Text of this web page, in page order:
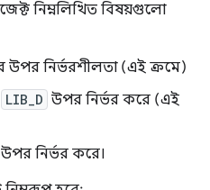
নিম্নলিখিত বিষয়গুলো
উপর নির্ভরশীলতা (এই ক্রমে)
LIB_D উপর নির্ভর করে (এই
উপর নির্ভর করে।